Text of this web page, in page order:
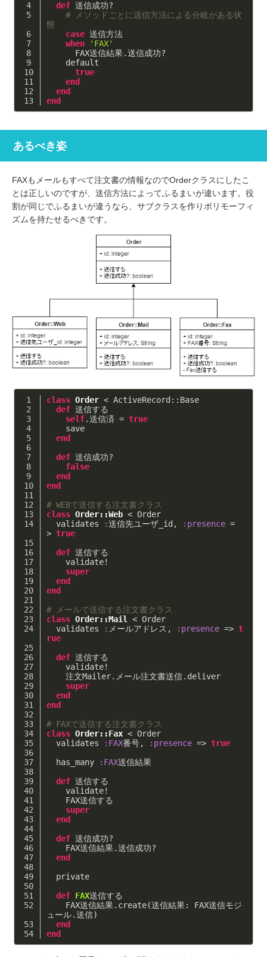
def 送信成功?
# メソッドごとに送信方法による分岐がある状
態
case 送信方法
when
'FAX'
FAX送信結果.送信成功?
default
true
end
end
end
あるべき姿
FAXもメールもすべて注文書の情報なのでOrderクラスにしたこ
とは正しいのですが、送信方法によってふるまいが違います。役
割が同じでふるまいが違うなら、サブクラスを作りポリモーフィ
ズムを持たせるべきです。
class Order < ActiveRecord::Base
def 送信する
self.送信済 = true
save
end
def 送信成功?
false
end
end
# WEBで送信する注文書クラス
class Order::Web < Order
validates
:送信先ユーザ_id, :presence =
> true
def 送信する
validate!
super
end
end
# メールで送信する注文書クラス
class Order::Mail
< Order
validates
: メールアドレス, :presence => t
rue
def 送信する
validate!
注文Mailer.メール注文書送信.deliver
super
end
end
# FAXで送信する注文書クラス
class Order::Fax < Order
validates
:FAX番号, :presence => true
has_many
:FAX送信結果
def 送信する
validate!
FAX送信する
super
end
def 送信成功?
FAX送信結果.送信成功?
end
private
def FAX送信する
FAX送信結果.create(送信結果: FAX送信モジ
ュール.送信)
end
end